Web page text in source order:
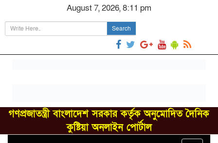
August 7, 2026, 8:11 pm
Search
গণপ্রজাতন্ত্রী বাংলাদেশ সরকার কর্তৃক অনুমোদিত দৈনিক
কুষ্টিয়া অনলাইন পোর্টাল